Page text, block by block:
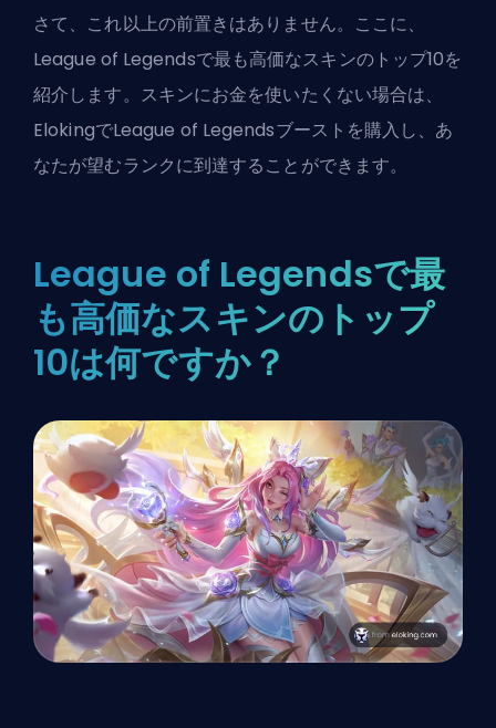
さて、これ以上の前置きはありません。ここに、
League of Legendsで最も高価なスキンのトップ10を
紹介します。スキンにお金を使いたくない場合は、
ElokingでLeague of Legendsブースト を購入し、あ
なたが望むランクに到達することができます。
League of Legendsで最
も高価なスキンのトップ
10は何ですか？